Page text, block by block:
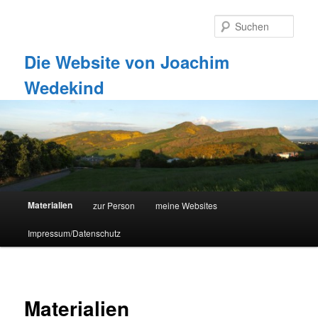
Die Website von Joachim
Wedekind
HauptmenüMaterialien zur Person meine Websites
Impressum/Datenschutz
Materialien